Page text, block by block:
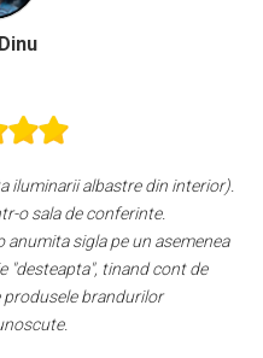
iluminarii albastre din interior).
o sala de conferinte.
anumita sigla pe un asemenea
"desteapta", tinand cont de
brandurilor